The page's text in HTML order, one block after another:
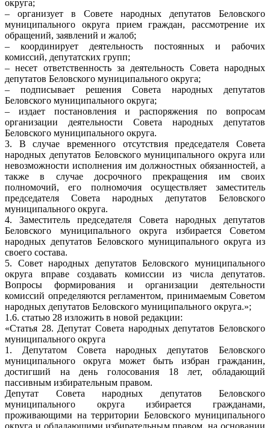
округа;
– организует в Совете народных депутатов Беловского
муниципального округа прием граждан, рассмотрение их
обращений, заявлений и жалоб;
– координирует деятельность постоянных и рабочих
комиссий, депутатских групп;
– несет ответственность за деятельность Совета народных
депутатов Беловского муниципального округа;
– подписывает решения Совета народных депутатов
Беловского муниципального округа;
– издает постановления и распоряжения по вопросам
организации деятельности Совета народных депутатов
Беловского муниципального округа.
3. В случае временного отсутствия председателя Совета
народных депутатов Беловского муниципального округа или
невозможности исполнения им должностных обязанностей, а
также в случае досрочного прекращения им своих
полномочий, его полномочия осуществляет заместитель
председателя Совета народных депутатов Беловского
муниципального округа.
4. Заместитель председателя Совета народных депутатов
Беловского муниципального округа избирается Советом
народных депутатов Беловского муниципального округа из
своего состава.
5. Совет народных депутатов Беловского муниципального
округа вправе создавать комиссии из числа депутатов.
Вопросы формирования и организации деятельности
комиссий определяются регламентом, принимаемым Советом
народных депутатов Беловского муниципального округа.»;
1.6. статью 28 изложить в новой редакции:
«Статья 28. Депутат Совета народных депутатов Беловского
муниципального округа
1. Депутатом Совета народных депутатов Беловского
муниципального округа может быть избран гражданин,
достигший на день голосования 18 лет, обладающий
пассивным избирательным правом.
Депутат Совета народных депутатов Беловского
муниципального округа избирается гражданами,
проживающими на территории Беловского муниципального
округа и обладающими избирательным правом, на основании